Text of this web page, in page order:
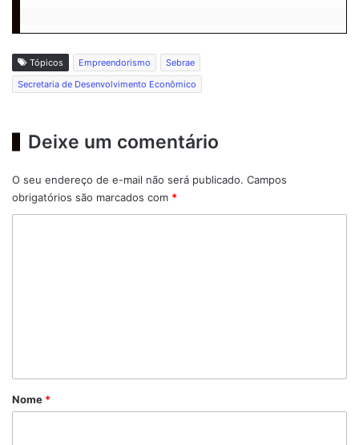
Tópicos Empreendorismo
Sebrae
Secretaria de Desenvolvimento Econômico
Deixe um comentário
O seu endereço de e-mail não será publicado. Campos
obrigatórios são marcados com *
rNome *